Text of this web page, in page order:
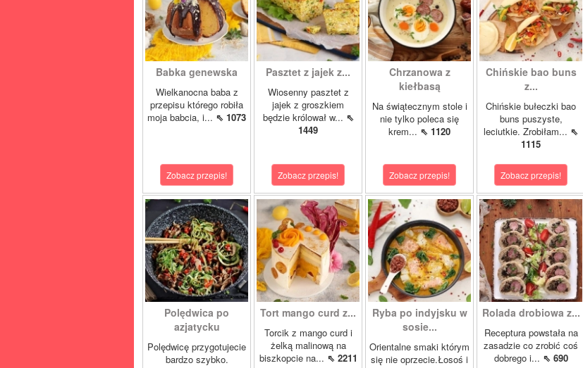
Babka genewska
Wielkanocna baba z
przepisu którego robiła
moja babcia, i... ⇖ 1073
Zobacz przepis!
Pasztet z jajek z...
Wiosenny pasztet z
jajek z groszkiem
będzie królował w... ⇖
1449
Zobacz przepis!
Chrzanowa z
kiełbasą
Na świątecznym stole i
nie tylko poleca się
krem... ⇖ 1120
Zobacz przepis!
Chińskie bao buns
z...
Chińskie bułeczki bao
buns puszyste,
leciutkie. Zrobiłam... ⇖
1115
Zobacz przepis!
Polędwica po
azjatycku
Polędwicę przygotujecie
bardzo szybko.
Tort mango curd z...
Torcik z mango curd i
żelką malinową na
biszkopcie na... ⇖ 2211
Ryba po indyjsku w
sosie...
Orientalne smaki którym
się nie oprzecie.Łosoś i
Rolada drobiowa z...
Receptura powstała na
zasadzie co zrobić coś
dobrego i... ⇖ 690